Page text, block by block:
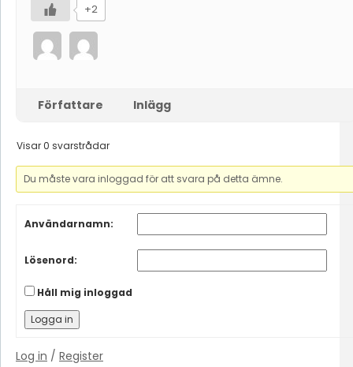
+2
Författare Inlägg
Visar 0 svarstrådar
Du måste vara inloggad för att svara på detta ämne.
Användarnamn:
Lösenord:
Håll mig inloggad
Logga in
Log in / Register